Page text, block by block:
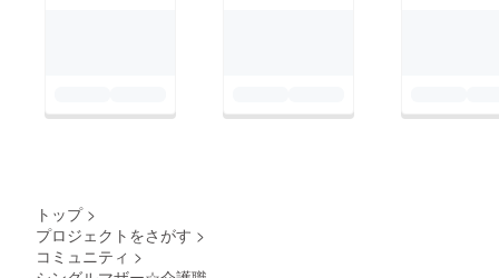
トップ >
プロジェクトをさがす >
コミュニティ >